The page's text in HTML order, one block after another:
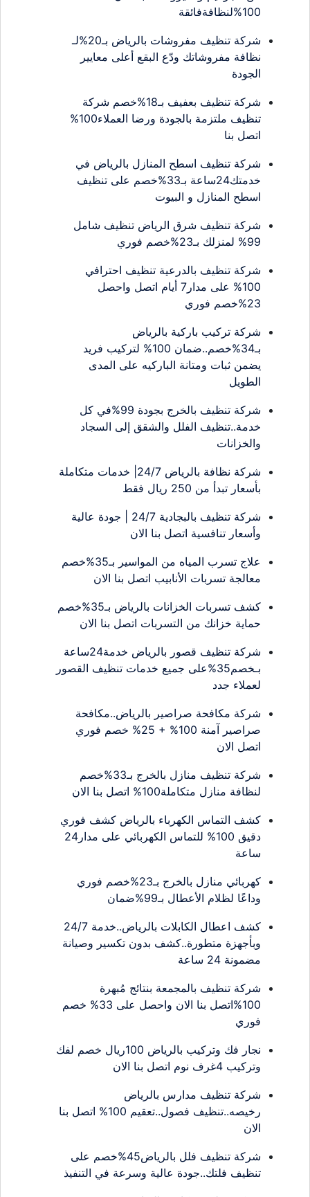
100%لنظافةفائقة
شركة تنظيف مفروشات بالرياض بـ20%لـ
نظافة مفروشاتك ودّع البقع أعلى معايير
الجودة
شركة تنظيف بعفيف بـ18%خصم شركة
تنظيف ملتزمة بالجودة ورضا العملاء100%
اتصل بنا
شركة تنظيف اسطح المنازل بالرياض في
خدمتك24ساعة بـ33%خصم على تنظيف
اسطح المنازل و البيوت
شركة تنظيف شرق الرياض تنظيف شامل
99% لمنزلك بـ23%خصم فوري
شركة تنظيف بالدرعية تنظيف احترافي
100% على مدار7 أيام اتصل واحصل
23%خصم فوري
شركة تركيب باركية بالرياض
بـ34%خصم..ضمان 100% لتركيب فريد
يضمن ثبات ومتانة الباركيه على المدى
الطويل
شركة تنظيف بالخرج بجودة 99%في كل
خدمة..تنظيف الفلل والشقق إلى السجاد
والخزانات
شركة نظافة بالرياض 24/7| خدمات متكاملة
بأسعار تبدأ من 250 ريال فقط
شركة تنظيف بالبجادية 24/7 | جودة عالية
وأسعار تنافسية اتصل بنا الان
علاج تسرب المياه من المواسير بـ35%خصم
معالجة تسربات الأنابيب اتصل بنا الان
كشف تسربات الخزانات بالرياض بـ35%خصم
حماية خزانك من التسربات اتصل بنا الان
شركة تنظيف قصور بالرياض خدمة24ساعة
بـخصم35%على جميع خدمات تنظيف القصور
لعملاء جدد
شركة مكافحة صراصير بالرياض..مكافحة
صراصير آمنة 100% + 25% خصم فوري
اتصل الان
شركة تنظيف منازل بالخرج بـ33%خصم
لنظافة منازل متكاملة100% اتصل بنا الان
كشف التماس الكهرباء بالرياض كشف فوري
دقيق 100% للتماس الكهربائي على مدار24
ساعة
كهربائي منازل بالخرج بـ23%خصم فوري
وداعًا لظلام الأعطال بـ99%ضمان
كشف اعطال الكابلات بالرياض..خدمة 24/7
وبأجهزة متطورة..كشف بدون تكسير وصيانة
مضمونة 24 ساعة
شركة تنظيف بالمجمعة بنتائج مُبهرة
100%اتصل بنا الان واحصل على 33% خصم
فوري
نجار فك وتركيب بالرياض 100ريال خصم لفك
وتركيب 4غرف نوم اتصل بنا الان
شركة تنظيف مدارس بالرياض
رخيصه..تنظيف فصول..تعقيم 100% اتصل بنا
الان
شركة تنظيف فلل بالرياض45%خصم على
تنظيف فلتك..جودة عالية وسرعة في التنفيذ